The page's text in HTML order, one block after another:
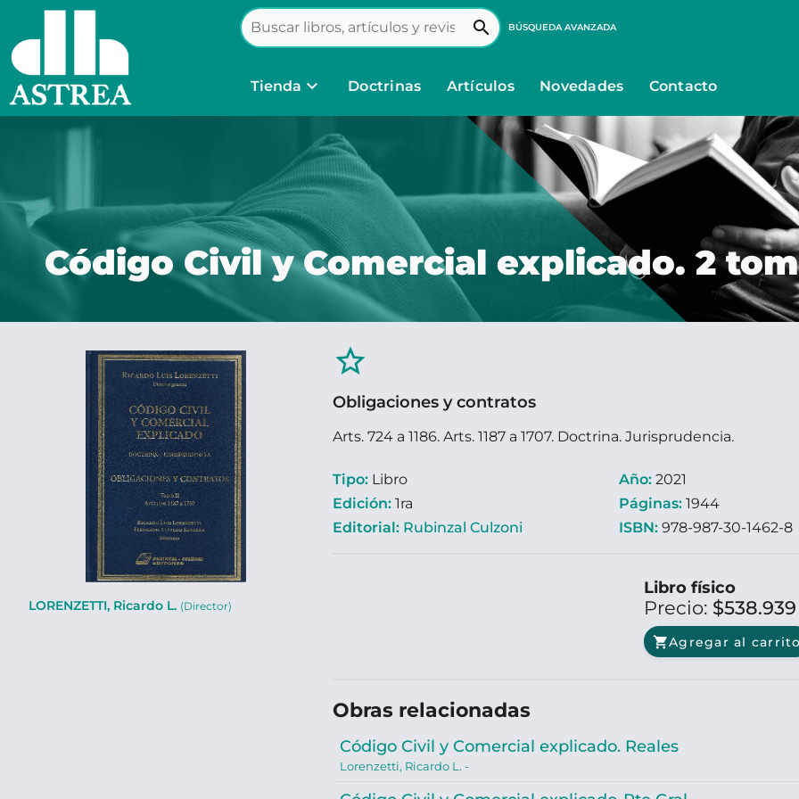
search BÚSQUEDA AVANZADA
Tienda keyboard_arrow_down Doctrinas Artículos Novedades Contacto
Código Civil y Comercial explicado. 2
LORENZETTI, Ricardo L. (Director)
star_border
Obligaciones y contratos
Arts. 724 a 1186. Arts. 1187 a 1707. Doctrina. Jurisprudencia.
Tipo: Libro
Edición: 1ra
Editorial: Rubinzal Culzoni
Año: 2021
Páginas: 1944
ISBN: 978-987-30-1462-8
Libro físico
Precio: $538.939
shopping_cartAgregar al carrito
Obras relacionadas
Código Civil y Comercial explicado. Reales
Lorenzetti, Ricardo L. -